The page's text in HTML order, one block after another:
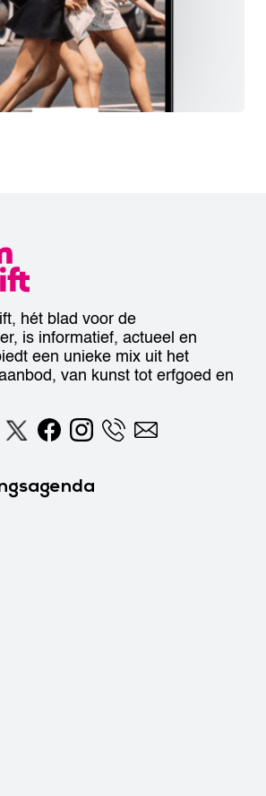
hét blad voor de
is informatief, actueel en
een unieke mix uit het
van kunst tot erfgoed en